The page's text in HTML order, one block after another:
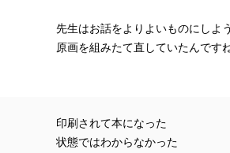
先生はお話をよりよいものにしよ
原画を組みたて直していたんですね
印刷されて本になった
状態ではわからなかった